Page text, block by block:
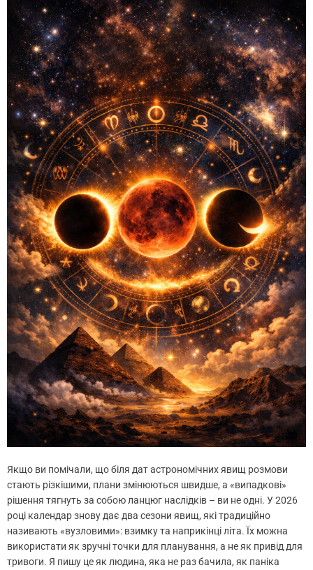
Якщо ви помічали, що біля дат астрономічних явищ розмови
стають різкішими, плани змінюються швидше, а «випадкові»
рішення тягнуть за собою ланцюг наслідків – ви не одні. У 2026
році календар знову дає два сезони явищ, які традиційно
називають «вузловими»: взимку та наприкінці літа. Їх можна
використати як зручні точки для планування, а не як привід для
тривоги. Я пишу це як людина, яка не раз бачила, як паніка